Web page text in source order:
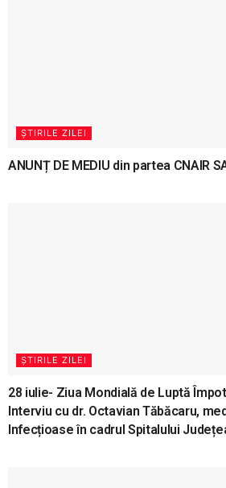
ȘTIRILE ZILEI
ANUNȚ DE MEDIU din partea CNAIR
ȘTIRILE ZILEI
28 iulie- Ziua Mondială de Luptă
Interviu cu dr. Octavian Tăbăcaru,
Infecțioase în cadrul Spitalului